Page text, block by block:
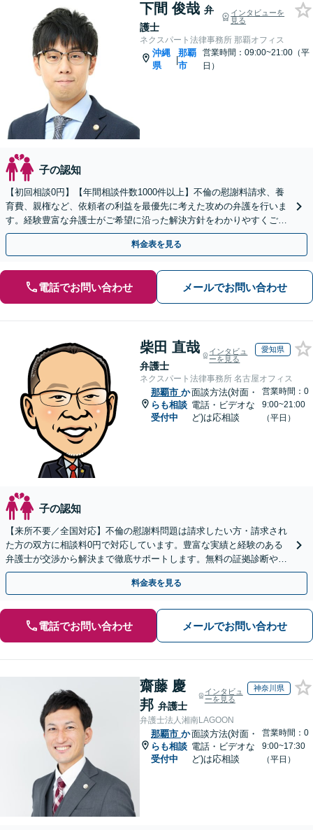
下間 俊哉 弁
護士
インタビューを
見る
ネクスパート法律事務所 那覇オフィス
沖縄
県
|
那覇
市
営業時間：09:00~21:00（平
日）
子の認知
【初回相談0円】【年間相談件数1000件以上】不倫の慰謝料請求、養
育費、親権など、依頼者の利益を最優先に考えた攻めの弁護を行いま
す。経験豊富な弁護士がご希望に沿った解決方針をわかりやすくご提
案します。お気軽にお問合せ下さい。
料金表を見る
電話でお問い合わせ メールでお問い合わせ
柴田 直哉
弁護士
インタビュ
ーを見る
愛知県
ネクスパート法律事務所 名古屋オフィス
那覇市 か
らも相談
受付中
面談方法(対面・
電話・ビデオな
ど)は応相談
営業時間：0
9:00~21:00
（平日）
子の認知
【来所不要／全国対応】不倫の慰謝料問題は請求したい方・請求され
た方の双方に相談料0円で対応しています。豊富な実績と経験のある
弁護士が交渉から解決まで徹底サポートします。無料の証拠診断や着
手金の返還保証もありますので安心してご相談ください。
料金表を見る
電話でお問い合わせ メールでお問い合わせ
齋藤 慶
邦 弁護士
インタビュ
ーを見る
神奈川県
弁護士法人湘南LAGOON
那覇市 か
らも相談
受付中
面談方法(対面・
電話・ビデオな
ど)は応相談
営業時間：0
9:00~17:30
（平日）